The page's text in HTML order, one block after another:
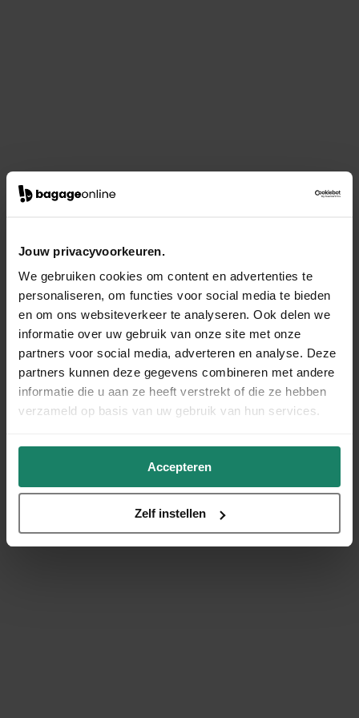
Jouw privacyvoorkeuren.
We gebruiken cookies om content en advertenties te
personaliseren, om functies voor social media te bieden
en om ons websiteverkeer te analyseren. Ook delen we
informatie over uw gebruik van onze site met onze
partners voor social media, adverteren en analyse. Deze
partners kunnen deze gegevens combineren met andere
informatie die u aan ze heeft verstrekt of die ze hebben
verzameld op basis van uw gebruik van hun services.
Accepteren
Zelf instellen